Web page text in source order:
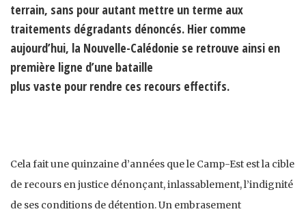
terrain, sans pour autant mettre un terme aux
traitements dégradants dénoncés. Hier comme
aujourd’hui, la Nouvelle-Calédonie se retrouve ainsi en
première ligne d’une bataille
plus vaste pour rendre ces recours effectifs.
Cela fait une quinzaine d’années que le Camp-Est est la cible
de recours en justice dénonçant, inlassablement, l’indignité
de ses conditions de détention. Un embrasement